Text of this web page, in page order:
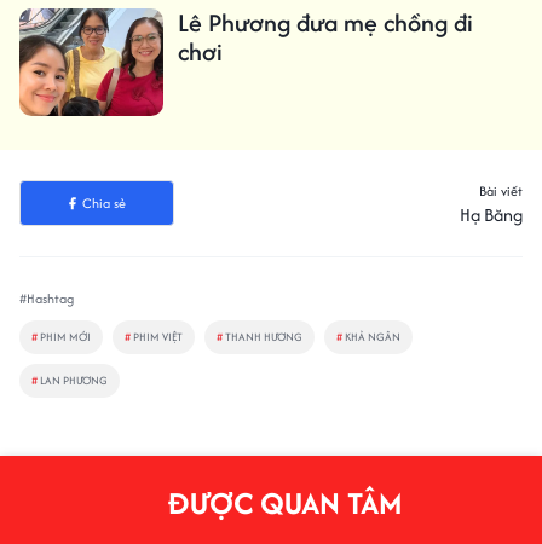
Lê Phương đưa mẹ chồng đi
chơi
Chia sẻ
Bài viết
Hạ Băng
#Hashtag
# PHIM MỚI # PHIM VIỆT #THANH HƯƠNG # KHẢ NGÂN
# LAN PHƯƠNG
ĐƯỢC QUAN TÂM